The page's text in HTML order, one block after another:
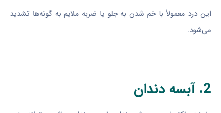
این درد معمولاً با خم شدن به جلو یا ضربه ملایم به گونه‌ها تشدید
می‌شود.
2. آبسه دندان